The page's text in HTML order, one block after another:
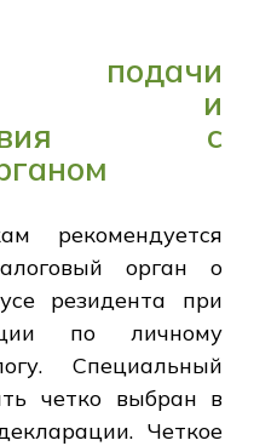
подачи
и
с
рекомендуется
орган о
резидента при
по личному
Специальный
четко выбран в
Четкое